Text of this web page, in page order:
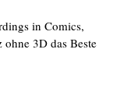
in Comics,
3D das Beste